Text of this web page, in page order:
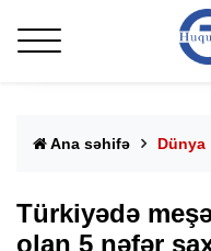
Ana səhifə Dünya
Türkiyədə
olan 5 nəfər